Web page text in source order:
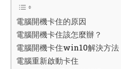
電腦開機卡住的原因
電腦開機卡住該怎麼辦？
電腦開機卡住win10解決方法
電腦重新啟動卡住